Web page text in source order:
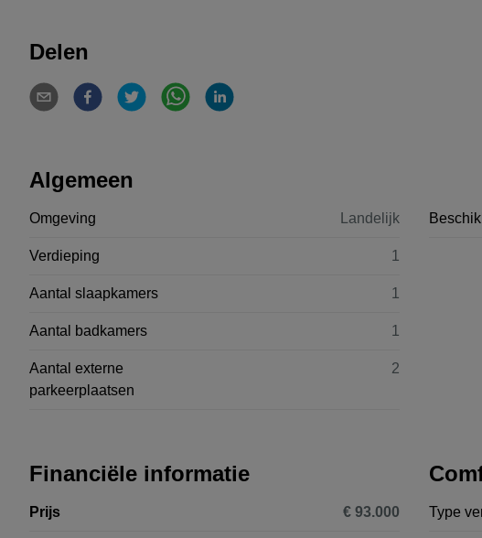
Delen
Algemeen
Omgeving Landelijk
Verdieping 1
Aantal slaapkamers 1
Aantal badkamers 1
Aantal externe
parkeerplaatsen
2
Financiële informatie
Prijs € 93.000 Type